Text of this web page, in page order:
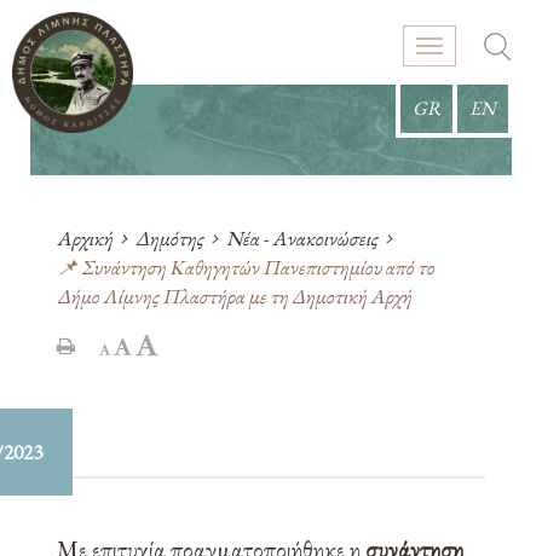
GR EN
Αρχική Δημότης
Νέα - Ανακοινώσεις
📌 Συνάντηση Καθηγητών Πανεπιστημίου από το
Δήμο Λίμνης Πλαστήρα με τη Δημοτική Αρχή